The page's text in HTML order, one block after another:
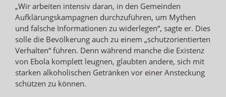
„Wir arbeiten intensiv daran, in den Gemeinden
Aufklärungskampagnen durchzuführen, um Mythen
und falsche Informationen zu widerlegen“, sagte er. Dies
solle die Bevölkerung auch zu einem „schutzorientierten
Verhalten“ führen. Denn während manche die Existenz
von Ebola komplett leugnen, glaubten andere, sich mit
starken alkoholischen Getränken vor einer Ansteckung
schützen zu können.